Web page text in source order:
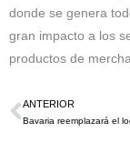
donde se genera
gran impacto a los
productos de
Ant
ANTERIOR